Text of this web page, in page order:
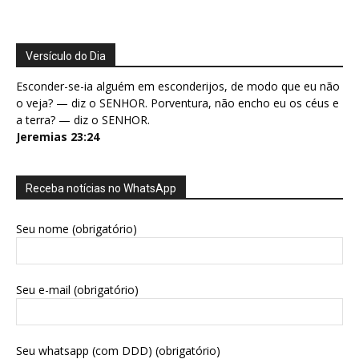
Versículo do Dia
Esconder-se-ia alguém em esconderijos, de modo que eu não
o veja? — diz o SENHOR. Porventura, não encho eu os céus e
a terra? — diz o SENHOR.
Jeremias 23:24
Receba notícias no WhatsApp
Seu nome (obrigatório)
Seu e-mail (obrigatório)
Seu whatsapp (com DDD) (obrigatório)